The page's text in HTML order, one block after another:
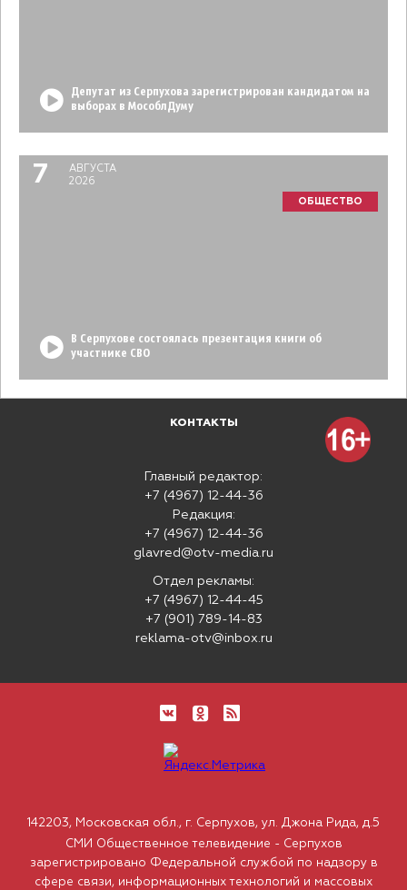
Депутат из Серпухова зарегистрирован кандидатом на
выборах в МособлДуму
7
АВГУСТА
2026
ОБЩЕСТВО
В Серпухове состоялась презентация книги об
участнике СВО
КОНТАКТЫ
Главный редактор:
+7 (4967) 12-44-36
Редакция:
+7 (4967) 12-44-36
glavred@otv-media.ru
Отдел рекламы:
+7 (4967) 12-44-45
+7 (901) 789-14-83
reklama-otv@inbox.ru
142203, Московская обл., г. Серпухов, ул. Джона Рида, д.5
СМИ Общественное телевидение - Серпухов
зарегистрировано Федеральной службой по надзору в
сфере связи, информационных технологий и массовых